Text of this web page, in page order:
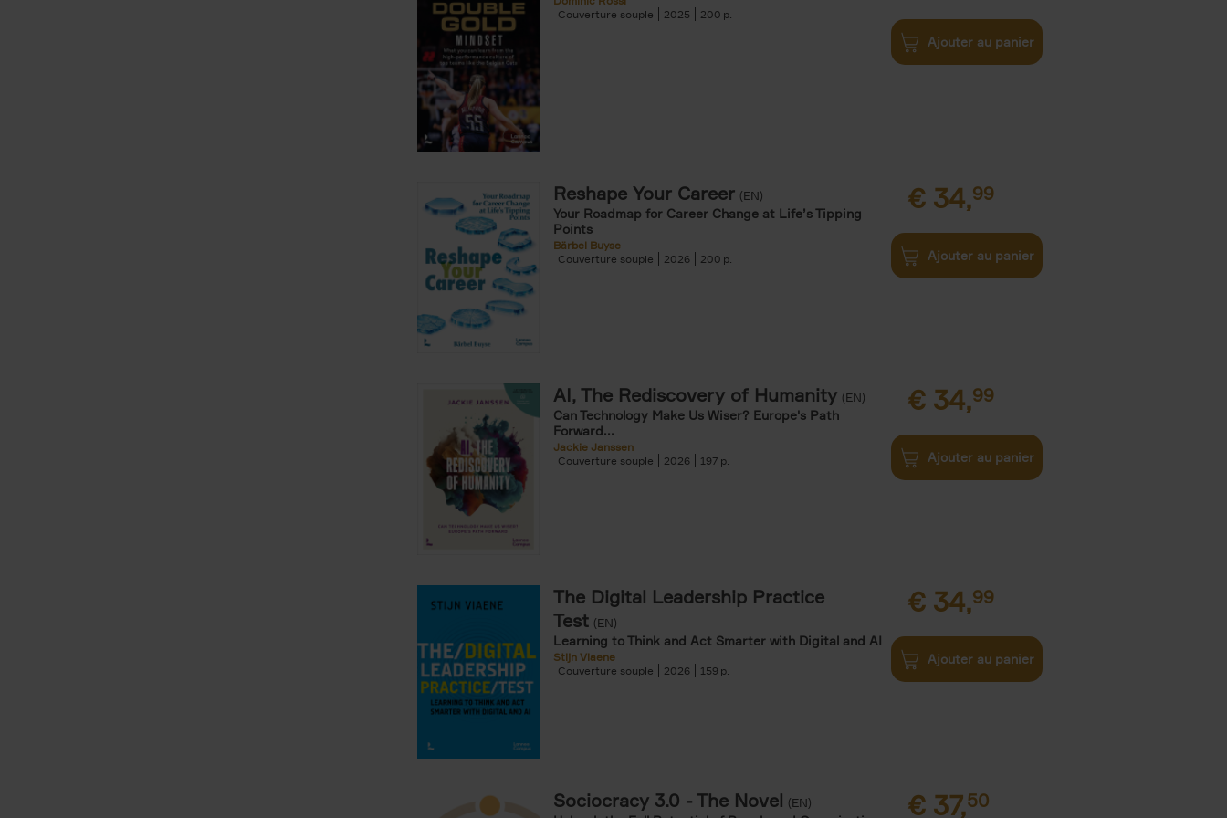
Couverture souple
2025 200
Ajouter au panier
Reshape Your Career (EN)
Your Roadmap for Career Change at Life’s Tipping
Points
Bärbel Buyse
Couverture souple
2026 200
€ 34,99
Ajouter au panier
AI, The Rediscovery of Humanity (EN)
Can Technology Make Us Wiser? Europe's Path
Forward...
Jackie Janssen
Couverture souple
2026 197
€ 34,99
Ajouter au panier
The Digital Leadership Practice
Test (EN)
Learning to Think and Act Smarter with Digital and AI
Stijn Viaene
Couverture souple
2026 159
€ 34,99
Ajouter au panier
Sociocracy 3.0 - The Novel (EN) € 37,50